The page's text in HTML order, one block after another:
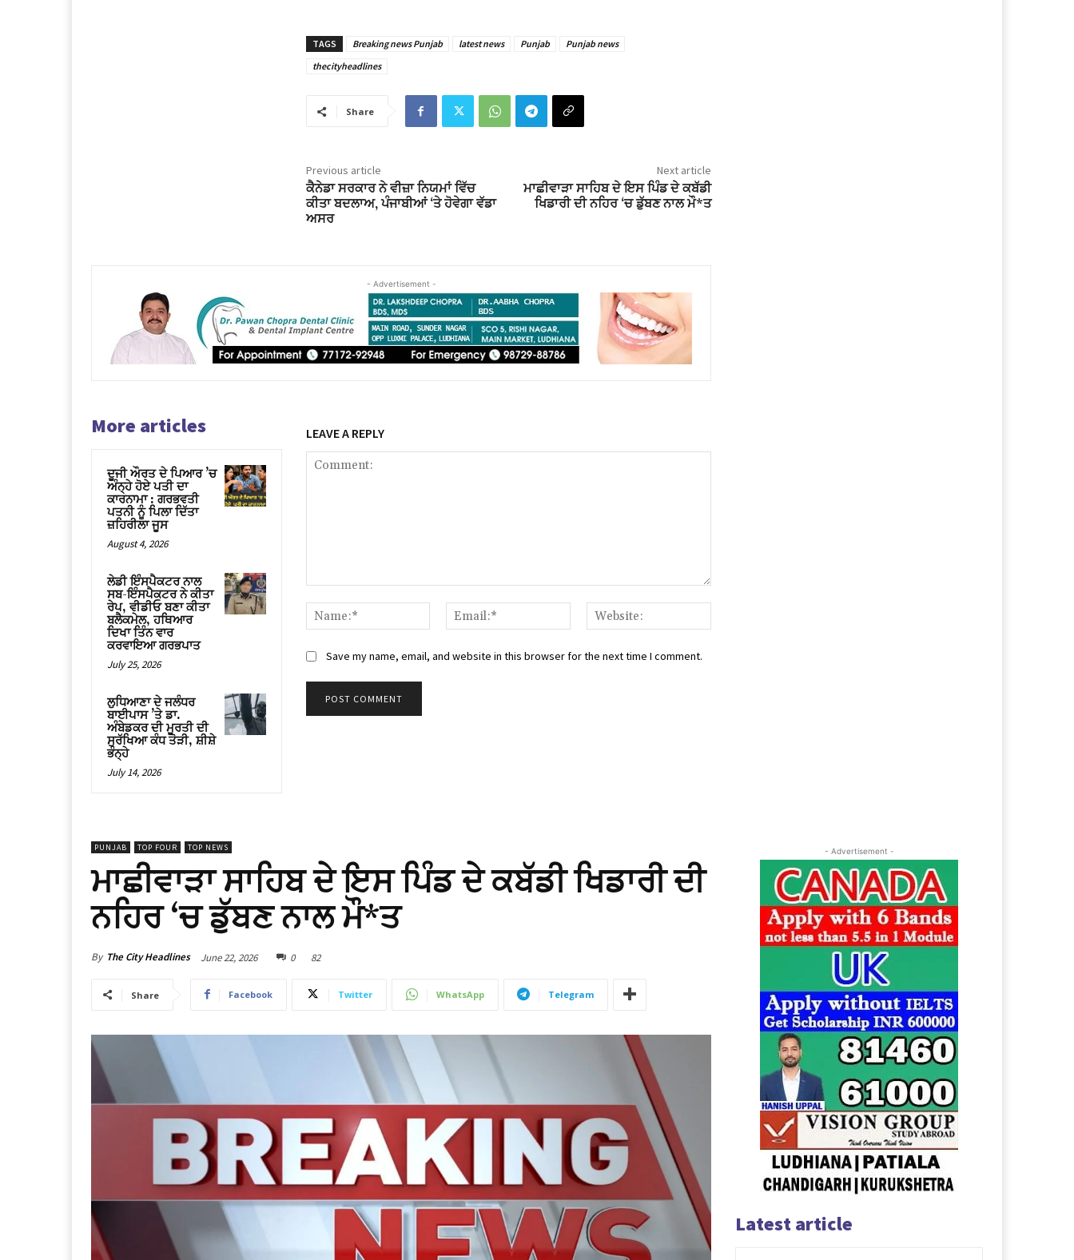
TAGS Breaking news Punjab latest news Punjab
Punjab news
thecityheadlines
Share
Previous article
ਕੈਨੇਡਾ ਸਰਕਾਰ ਨੇ ਵੀਜ਼ਾ ਨਿਯਮਾਂ ਵਿੱਚ
ਕੀਤਾ ਬਦਲਾਅ, ਪੰਜਾਬੀਆਂ ‘ਤੇ ਹੋਵੇਗਾ ਵੱਡਾ
ਅਸਰ
Next article
ਮਾਛੀਵਾੜਾ ਸਾਹਿਬ ਦੇ ਇਸ ਪਿੰਡ ਦੇ ਕਬੱਡੀ
ਖਿਡਾਰੀ ਦੀ ਨਹਿਰ ‘ਚ ਡੁੱਬਣ ਨਾਲ ਮੌ*ਤ
- Advertisement -
More articles
ਦੂਜੀ ਔਰਤ ਦੇ ਪਿਆਰ ’ਚ
ਅੰਨ੍ਹੇ ਹੋਏ ਪਤੀ ਦਾ
ਕਾਰਨਾਮਾ : ਗਰਭਵਤੀ
ਪਤਨੀ ਨੂੰ ਪਿਲਾ ਦਿੱਤਾ
ਜ਼ਹਿਰੀਲਾ ਜੂਸ
August 4, 2026
ਲੇਡੀ ਇੰਸਪੈਕਟਰ ਨਾਲ
ਸਬ-ਇੰਸਪੈਕਟਰ ਨੇ ਕੀਤਾ
ਰੇਪ, ਵੀਡੀਓ ਬਣਾ ਕੀਤਾ
ਬਲੈਕਮੇਲ, ਹਥਿਆਰ
ਦਿਖਾ ਤਿੰਨ ਵਾਰ
ਕਰਵਾਇਆ ਗਰਭਪਾਤ
July 25, 2026
ਲੁਧਿਆਣਾ ਦੇ ਜਲੰਧਰ
ਬਾਈਪਾਸ ’ਤੇ ਡਾ.
ਅੰਬੇਡਕਰ ਦੀ ਮੂਰਤੀ ਦੀ
ਸੁਰੱਖਿਆ ਕੰਧ ਤੋੜੀ, ਸ਼ੀਸ਼ੇ
ਭੰਨ੍ਹੇ
July 14, 2026
LEAVE A REPLY
Name:*
Email:*
Save my name, email, and website in this browser for the next time I comment.